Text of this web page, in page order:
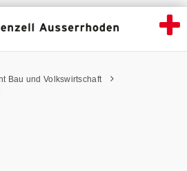
Ausserrhoden
öffnen
Bau und Volkswirtschaft